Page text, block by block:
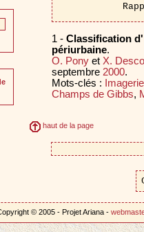
1 - Classification
périurbaine.
O. Ponyet X.
septembre 2000.
Mots-clés :
Champs de Gibbs,
haut de la page
© 2005 - Projet Ariana -